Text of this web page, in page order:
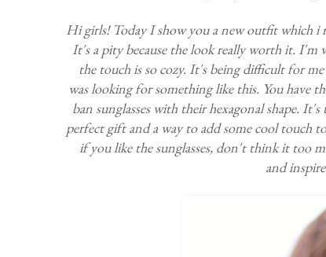
Hi girls! Today I show you a new outfit which
It's a pity because the look really worth it. I'm
the touch is so cozy. It's being difficult for
was looking for something like this. You have
ban sunglasses with their hexagonal shape.
perfect gift and a way to add some cool touch
if you like the sunglasses, don't think it too
and